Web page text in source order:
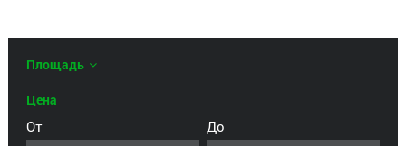
Площадь
Цена
От До